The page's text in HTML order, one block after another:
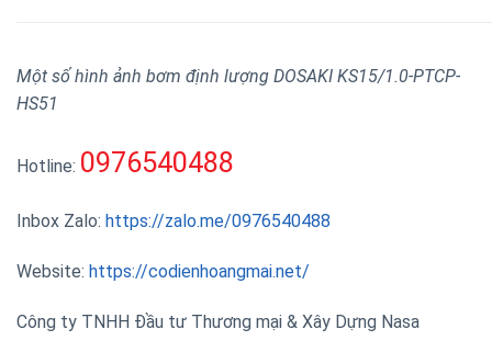
Một số hình ảnh bơm định lượng DOSAKI KS15/1.0-PTCP-
HS51
Hotline: 0976540488
Inbox Zalo: https://zalo.me/0976540488
Website: https://codienhoangmai.net/
Công ty TNHH Đầu tư Thương mại & Xây Dựng Nasa